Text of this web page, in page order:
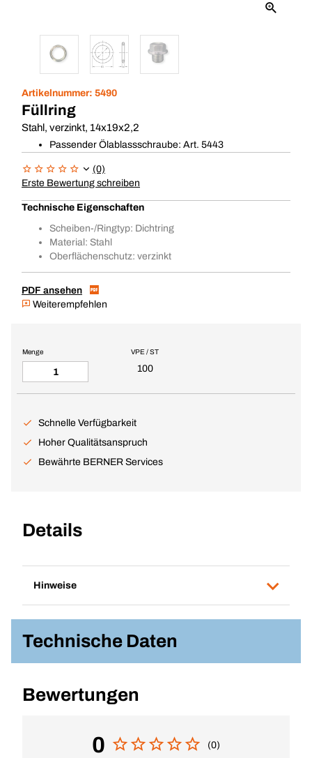
Artikelnummer: 5490
Füllring
Stahl, verzinkt, 14x19x2,2
Passender Ölablassschraube: Art. 5443
(0)
Erste Bewertung schreiben
Technische Eigenschaften
Scheiben-/Ringtyp: Dichtring
Material: Stahl
Oberflächenschutz: verzinkt
PDF ansehen
Weiterempfehlen
VPE / ST
100
Menge
Schnelle Verfügbarkeit
Hoher Qualitätsanspruch
Bewährte BERNER Services
Details
Hinweise
Technische Daten
Bewertungen
0 (0)